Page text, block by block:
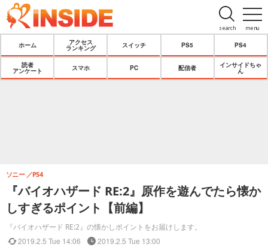
menu
search
ホーム
アクセス
ランキング
スイッチ PS5 PS4
読者
アンケート
スマホ PC 配信者
インサイドちゃ
ん
『バイオハザード RE:2』原作を遊んでたら懐か
しすぎるポイント【前編】
『バイオハザード RE:2』の懐かしポイントをお届けします。
ソニー PS4
2019.2.5 Tue 14:06 2019.2.5 Tue 13:00